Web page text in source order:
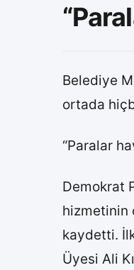
Belediye
ortada
“Paralar
Demokrat
hizmetinin
kaydetti.
Üyesi Ali